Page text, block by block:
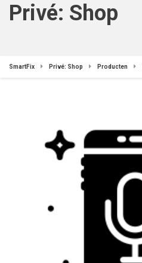
Privé: Shop
SmartFix Privé: Shop Producten